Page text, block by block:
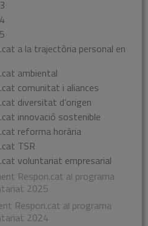
a la trajectòria personal en
ambiental
comunitat i aliances
diversitat d’origen
innovació sostenible
reforma horària
TSR
voluntariat empresarial
Respon.cat al programa
2025
Respon.cat al programa
2024